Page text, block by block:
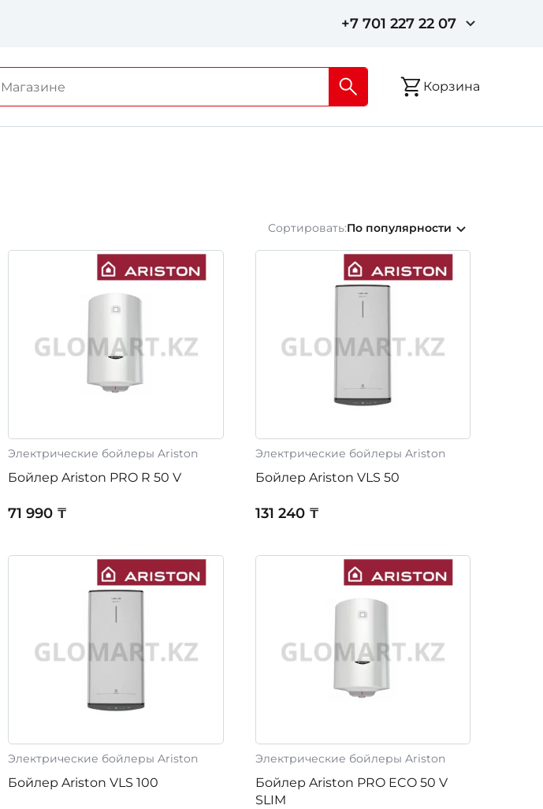
+7 701 227 22 07
Корзина
Сортировать:По популярности
Электрические бойлеры Ariston
Бойлер Ariston PRO R 50 V
71 990 ₸
Электрические бойлеры Ariston
Бойлер Ariston VLS 50
131 240 ₸
Электрические бойлеры Ariston
Бойлер Ariston VLS 100
Электрические бойлеры Ariston
Бойлер Ariston PRO ECO 50 V
SLIM